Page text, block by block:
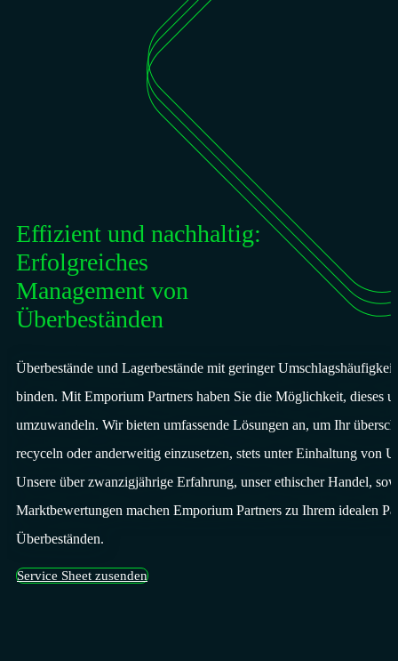
Effizient und nachhaltig:
Erfolgreiches
Management von
Überbeständen
Überbestände und Lagerbestände mit geringer
binden. Mit Emporium Partners haben Sie die Möglichkeit, dieses
umzuwandeln. Wir bieten umfassende Lösungen an, um Ihr
recyceln oder anderweitig einzusetzen, stets unter Einhaltung von
Unsere über zwanzigjährige Erfahrung, unser ethischer Handel,
Marktbewertungen machen Emporium Partners zu Ihrem idealen
Überbeständen.​
Service Sheet zusenden